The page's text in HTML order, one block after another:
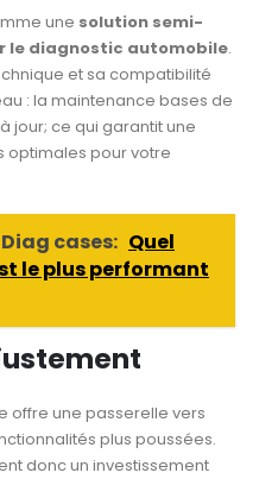
une solution semi-
le diagnostic automobile.
et sa compatibilité
: la maintenance bases de
jour; ce qui garantit une
pour votre
cases: Quel
le plus performant
offre une passerelle vers
plus poussées.
donc un investissement